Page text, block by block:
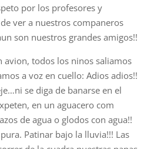
por los profesores y
ver a nuestros companeros
son nuestros grandes amigos!!
avion, todos los ninos saliamos
a voz en cuello: Adios adios!!
se diga de banarse en el
en un aguacero com
de agua o glodos con agua!!
Patinar bajo la lluvia!!! Las